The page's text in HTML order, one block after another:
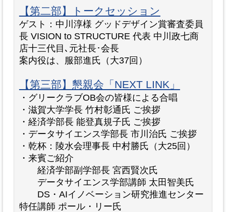
【第二部】トークセッション
ゲスト：中川淳様 グッドデザイン賞審査委員
長 VISION to STRUCTURE 代表 中川政七商
店十三代目､元社長･会長
案内役は、服部進氏（大37回）
【第三部】懇親会「NEXT LINK」
・グリークラブOB会の皆様による合唱
・滋賀大学学長 竹村彰通氏 ご挨拶
・経済学部長 能登真規子氏 ご挨拶
・データサイエンス学部長 市川治氏 ご挨拶
・乾杯：陵水会理事長 中村勝氏（大25回）
・来賓ご紹介
経済学部副学部長 宮西賢次氏
データサイエンス学部講師 太田智美氏
DS・AIイノベーション研究推進センター
特任講師 ポール・リー氏